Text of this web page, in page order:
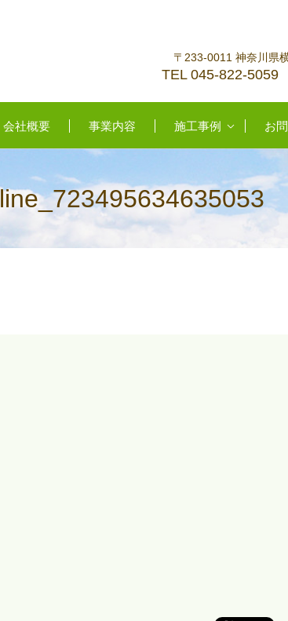
〒233-0011 神奈川県
TEL 045-822-
会社概要 事業内容 施工事例 お
line_723495634635053